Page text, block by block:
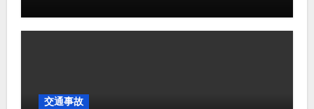
交通事故